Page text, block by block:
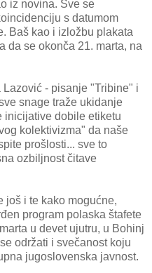
iz novina. Sve se
s datumom
Baš kao i izložbu plakata
da se okonča 21. marta, na
- pisanje "Tribine" i
snage traže ukidanje
inicijative dobile etiketu
kolektivizma" da naše
prošlosti... sve to
ozbiljnost čitave
još i te kako mogućne,
program polaska štafete
u devet ujutru, u Bohinj
održati i svečanost koju
jugoslovenska javnost.